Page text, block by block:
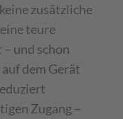
zusätzliche
teure
und schon
dem Gerät
Zugang –